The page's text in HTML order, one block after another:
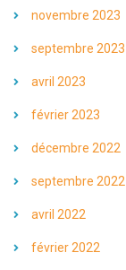
novembre 2023
septembre 2023
avril 2023
février 2023
décembre 2022
septembre 2022
avril 2022
février 2022